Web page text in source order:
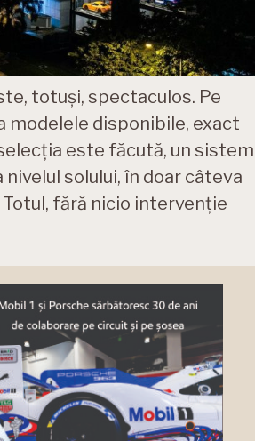
totuși, spectaculos. Pe
modelele disponibile, exact
este făcută, un sistem
solului, în doar câteva
fără nicio intervenție